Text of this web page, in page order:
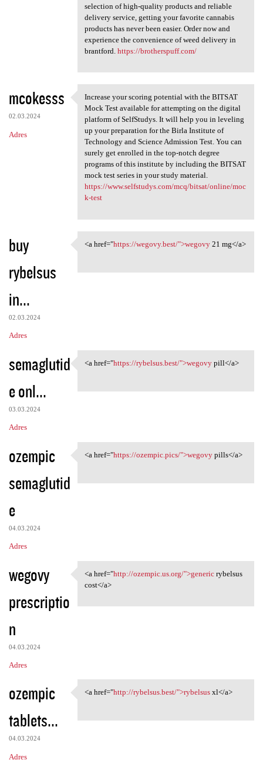
selection of high-quality products and reliable
delivery service, getting your favorite cannabis
products has never been easier. Order now and
experience the convenience of weed delivery in
brantford. https://brotherspuff.com/
mcokesss
02.03.2024
Adres
Increase your scoring
Increase your scoring potential with the BITSAT
Mock Test available for attempting on the digital
platform of SelfStudys. It will help you in leveling
up your preparation for the Birla Institute of
Technology and Science Admission Test. You can
surely get enrolled in the top-notch degree
programs of this institute by including the BITSAT
mock test series in your study material.
https://www.selfstudys.com/mcq/bitsat/online/moc
k-test
buy
rybelsus
in...
02.03.2024
Adres
<a href="https://wegovy.best/
<a href="https://wegovy.best/">wegovy21 mg</a>
semaglutid
e onl...
03.03.2024
Adres
<a href="https://rybelsus
<a href="https://rybelsus.best/">wegovypill</a>
ozempic
semaglutid
e
04.03.2024
Adres
<a href="https://ozempic.pics
<a href="https://ozempic.pics/">wegovypills</a>
wegovy
prescriptio
n
04.03.2024
Adres
<a href="http://ozempic.us
<a href="http://ozempic.us.org/">genericrybelsus
cost</a>
ozempic
tablets...
04.03.2024
Adres
<a href="http://rybelsus.best
<a href="http://rybelsus.best/">rybelsusxl</a>